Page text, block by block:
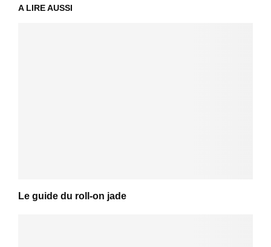
A LIRE AUSSI
Le guide du roll-on jade